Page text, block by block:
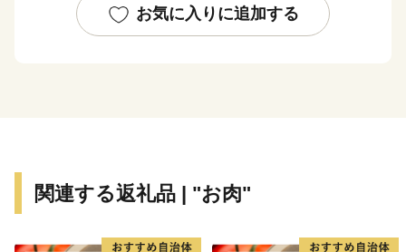
るさと日之影』をよろしくお願いいたします。
お気に入りに追加する
関連する返礼品 | "お肉"